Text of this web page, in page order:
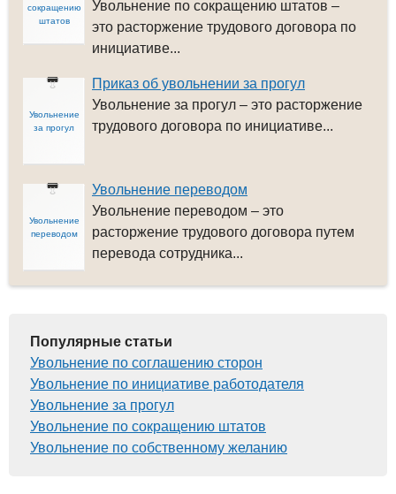
сокращению
штатов
Увольнение по сокращению штатов –
это расторжение трудового договора по
инициативе...
Увольнение
за прогул
Приказ об увольнении за прогул
Увольнение за прогул – это расторжение
трудового договора по инициативе...
Увольнение
переводом
Увольнение переводом
Увольнение переводом – это
расторжение трудового договора путем
перевода сотрудника...
Популярные статьи
Увольнение по соглашению сторон
Увольнение по инициативе работодателя
Увольнение за прогул
Увольнение по сокращению штатов
Увольнение по собственному желанию